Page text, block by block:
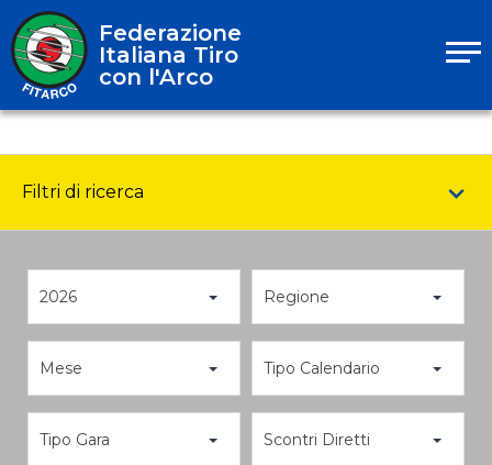
Federazione
Italiana Tiro
con l'Arco
Filtri di ricerca
2026 Regione
Mese Tipo Calendario
Tipo Gara Scontri Diretti